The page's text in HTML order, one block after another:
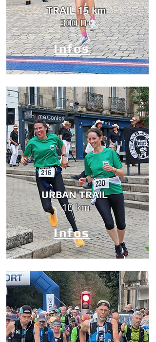
TRAIL 15 km
300 D+
Infos
URBAN TRAIL
10 km
Infos